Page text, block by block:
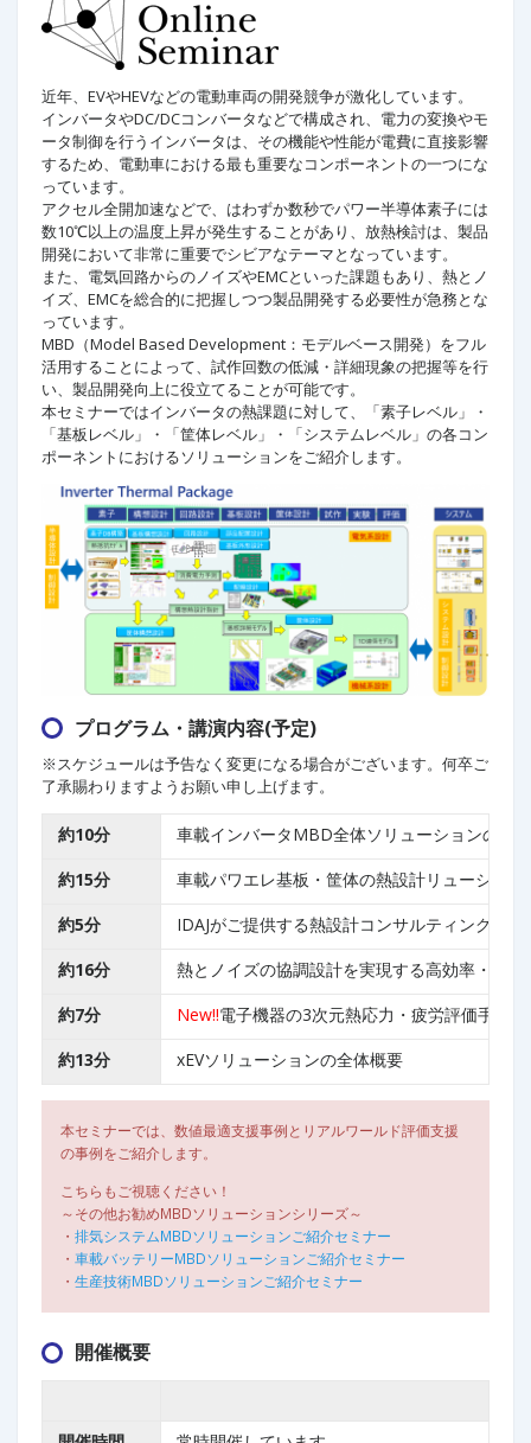
近年、EVやHEVなどの電動車両の開発競争が激化しています。
インバータやDC/DCコンバータなどで構成され、電力の変換やモ
ータ制御を行うインバータは、その機能や性能が電費に直接影響
するため、電動車における最も重要なコンポーネントの一つにな
っています。
アクセル全開加速などで、はわずか数秒でパワー半導体素子には
数10℃以上の温度上昇が発生することがあり、放熱検討は、製品
開発において非常に重要でシビアなテーマとなっています。
また、電気回路からのノイズやEMCといった課題もあり、熱とノ
イズ、EMCを総合的に把握しつつ製品開発する必要性が急務とな
っています。
MBD（Model Based Development：モデルベース開発）をフル
活用することによって、試作回数の低減・詳細現象の把握等を行
い、製品開発向上に役立てることが可能です。
本セミナーではインバータの熱課題に対して、「素子レベル」・
「基板レベル」・「筐体レベル」・「システムレベル」の各コン
ポーネントにおけるソリューションをご紹介します。
プログラム・講演内容(予定)
※スケジュールは予告なく変更になる場合がございます。何卒ご
了承賜わりますようお願い申し上げます。
約10分
車載インバータMBD全体ソリューションのご
約15分
車載パワエレ基板・筐体の熱設計リューショ
約5分
IDAJがご提供する熱設計コンサルティングと
約16分
熱とノイズの協調設計を実現する高効率・高
約7分
New!!電子機器の3次元熱応力・疲労評価手法
約13分
xEVソリューションの全体概要
本セミナーでは、数値最適支援事例とリアルワールド評価支援
の事例をご紹介します。
こちらもご視聴ください！
～その他お勧めMBDソリューションシリーズ～
・排気システムMBDソリューションご紹介セミナー
・車載バッテリーMBDソリューションご紹介セミナー
・生産技術MBDソリューションご紹介セミナー
開催概要